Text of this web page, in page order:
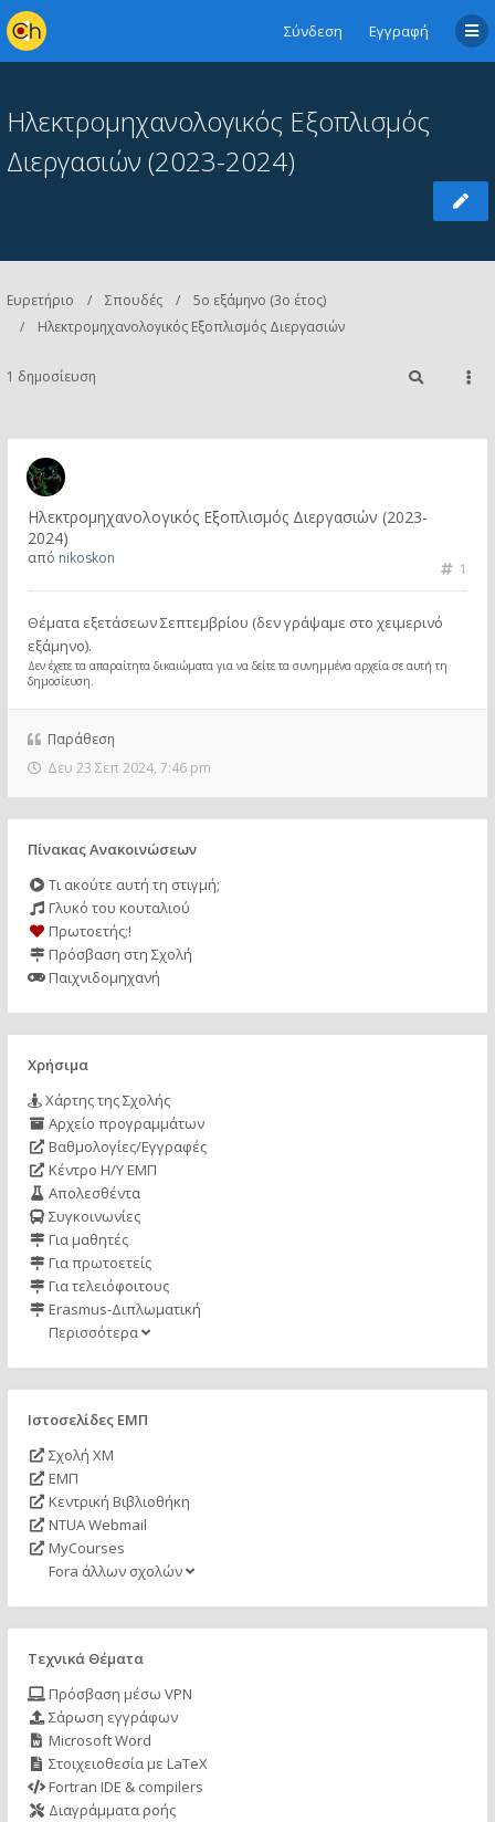
Σύνδεση Εγγραφή
Ηλεκτρομηχανολογικός Εξοπλισμός
Διεργασιών (2023-2024)
Ευρετήριο Σπουδές
5ο εξάμηνο (3ο έτος)
Ηλεκτρομηχανολογικός Εξοπλισμός Διεργασιών
1 δημοσίευση
Ηλεκτρομηχανολογικός Εξοπλισμός Διεργασιών (2023-
2024)
1
από nikoskon
Θέματα εξετάσεων Σεπτεμβρίου (δεν γράψαμε στο χειμερινό
εξάμηνο).
Δεν έχετε τα απαραίτητα δικαιώματα για να δείτε τα συνημμένα αρχεία σε αυτή τη
δημοσίευση.
Παράθεση
Δευ 23 Σεπ 2024, 7:46 pm
Πίνακας Ανακοινώσεων
Τι ακούτε αυτή τη στιγμή;
Γλυκό του κουταλιού
Πρωτοετής;!
Πρόσβαση στη Σχολή
Παιχνιδομηχανή
Χρήσιμα
Χάρτης της Σχολής
Αρχείο προγραμμάτων
Βαθμολογίες/Εγγραφές
Κέντρο Η/Υ ΕΜΠ
Απολεσθέντα
Συγκοινωνίες
Για μαθητές
Για πρωτοετείς
Για τελειόφοιτους
Erasmus-Διπλωματική
Περισσότερα
Ιστοσελίδες ΕΜΠ
Σχολή ΧΜ
ΕΜΠ
Κεντρική Βιβλιοθήκη
NTUA Webmail
MyCourses
Fora άλλων σχολών
Τεχνικά Θέματα
Πρόσβαση μέσω VPN
Σάρωση εγγράφων
Microsoft Word
Στοιχειοθεσία με LaTeX
Fortran IDE & compilers
Διαγράμματα ροής